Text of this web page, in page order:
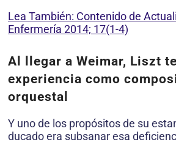
Lea También: Contenido de
Enfermería 2014; 17(1-4)
Al llegar a Weimar, Liszt
experiencia como
orquestal
Y uno de los propósitos de su
ducado era subsanar esa